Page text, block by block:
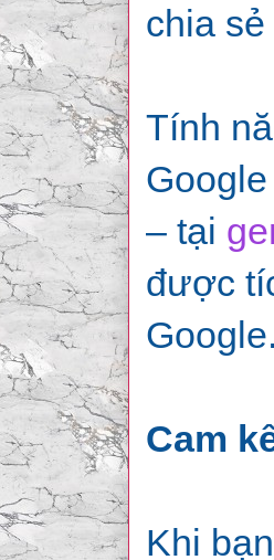
chia
Tính
– tại
được
Cam
Khi